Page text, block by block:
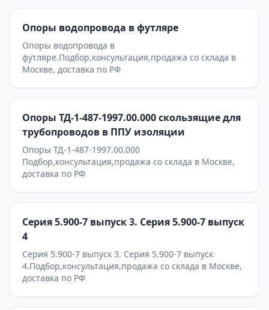
Опоры водопровода в футляре
Опоры водопровода в
футляре.Подбор,консультация,продажа со склада в
Москве, доставка по РФ
Опоры ТД-1-487-1997.00.000 скользящие для
трубопроводов в ППУ изоляции
Опоры ТД-1-487-1997.00.000
Подбор,консультация,продажа со склада в Москве,
доставка по РФ
Серия 5.900-7 выпуск 3. Серия 5.900-7 выпуск
4
Серия 5.900-7 выпуск 3. Серия 5.900-7 выпуск
4.Подбор,консультация,продажа со склада в Москве,
доставка по РФ